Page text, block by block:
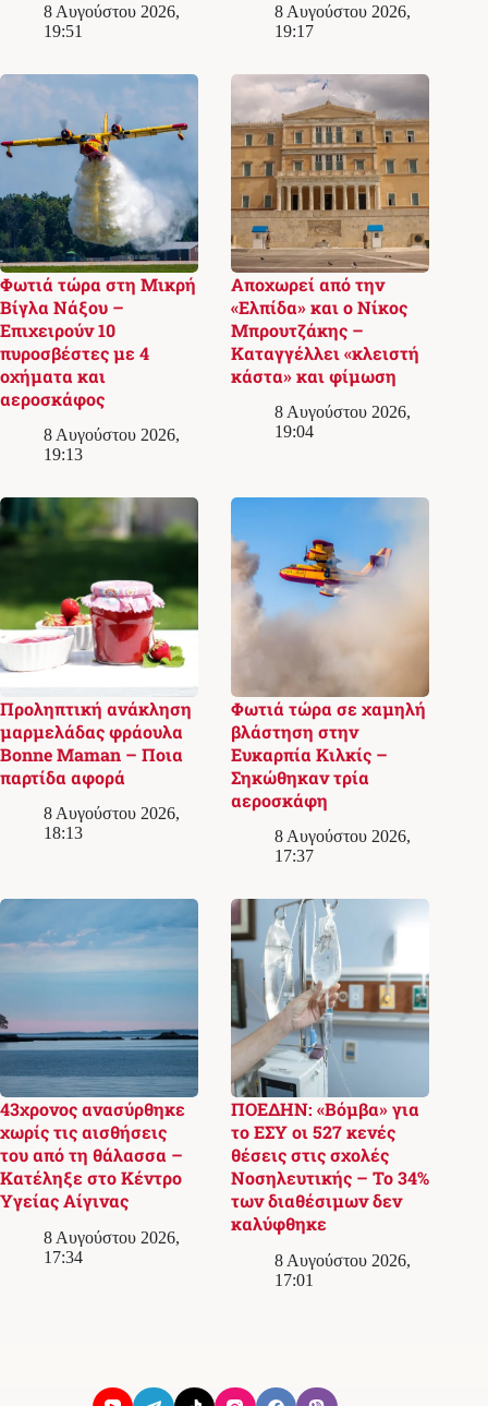
8 Αυγούστου 2026,
19:51
8 Αυγούστου 2026,
19:17
Φωτιά τώρα στη Μικρή
Βίγλα Νάξου –
Επιχειρούν 10
πυροσβέστες με 4
οχήματα και
αεροσκάφος
8 Αυγούστου 2026,
19:13
Αποχωρεί από την
«Ελπίδα» και ο Νίκος
Μπρουτζάκης –
Καταγγέλλει «κλειστή
κάστα» και φίμωση
8 Αυγούστου 2026,
19:04
Προληπτική ανάκληση
μαρμελάδας φράουλα
Bonne Maman – Ποια
παρτίδα αφορά
8 Αυγούστου 2026,
18:13
Φωτιά τώρα σε χαμηλή
βλάστηση στην
Ευκαρπία Κιλκίς –
Σηκώθηκαν τρία
αεροσκάφη
8 Αυγούστου 2026,
17:37
43χρονος ανασύρθηκε
χωρίς τις αισθήσεις
του από τη θάλασσα –
Κατέληξε στο Κέντρο
Υγείας Αίγινας
8 Αυγούστου 2026,
17:34
ΠΟΕΔΗΝ: «Βόμβα» για
το ΕΣΥ οι 527 κενές
θέσεις στις σχολές
Νοσηλευτικής – Το 34%
των διαθέσιμων δεν
καλύφθηκε
8 Αυγούστου 2026,
17:01